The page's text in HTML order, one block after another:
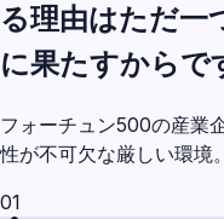
る理由はただ一
に果たすからで
フォーチュン500の産業
性が不可欠な厳しい環境。
01